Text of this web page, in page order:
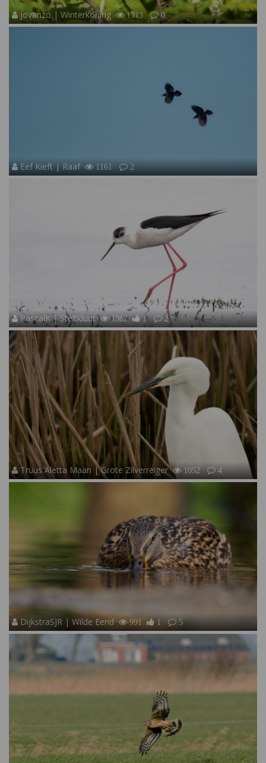
Jovanzo | Winterkoning 1313 0
Eef Kieft | Raaf 1161 2
PascalK | Steltkluut 1362 1 2
Truus Aletta Maan | Grote Zilverreiger 1052 4
DijkstraSJR | Wilde Eend 991 1 5